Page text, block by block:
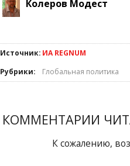
Колеров Модест
Источник: ИА REGNUM
Рубрики:
Глобальная политика
КОММЕНТАРИИ
К сожалению,